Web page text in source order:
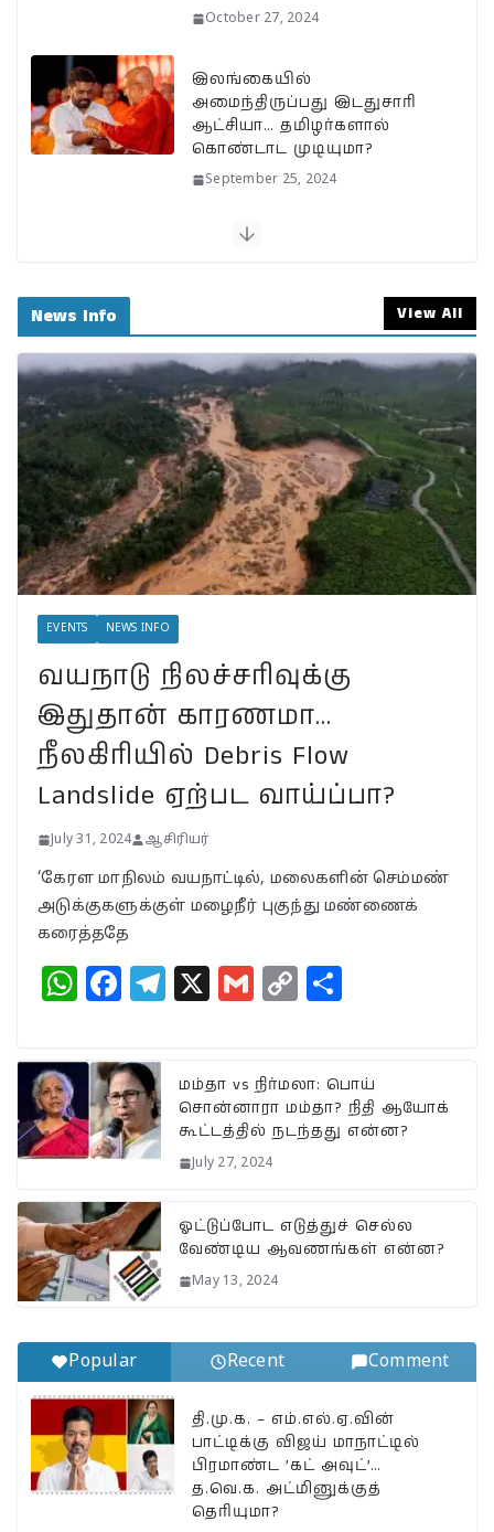
October 27, 2024
இலங்கையில்
அமைந்திருப்பது இடதுசாரி
ஆட்சியா… தமிழர்களால்
கொண்டாட முடியுமா?
September 25, 2024
பேரழிவின் வடுவாக வயநாடு:
வயநாடு நிலச்சரிவுக்கு
இதுதான் காரணமா…
நீலகிரியில் Debris Flow
Landslide ஏற்பட வாய்ப்பா?
July 31, 2024
BSNLக்கு மாறும் மக்கள்;
பா.ஜ.க. புத்துயிர் அளிக்குமா…
இறுதி உயிர்த் துடிப்பையும்
தென்னிந்தியாவின்
முகமாகிறாரா பிரியங்கா?
காங்கிரஸ் வியூகம் என்ன?
November 23, 2024
News Info View All
EVENTS NEWS INFO
வயநாடு நிலச்சரிவுக்கு
இதுதான் காரணமா…
நீலகிரியில் Debris Flow
Landslide ஏற்பட வாய்ப்பா?
July 31, 2024 ஆசிரியர்
‘கேரள மாநிலம் வயநாட்டில், மலைகளின் செம்மண்
அடுக்குகளுக்குள் மழைநீர் புகுந்து மண்ணைக்
கரைத்ததே
W
at
s
A
p
p
F
c
e
b
o
o
k
T
g
ra
m
X
G
l
C
y
Li
r
e
மம்தா vs நிர்மலா: பொய்
சொன்னாரா மம்தா? நிதி ஆயோக்
கூட்டத்தில் நடந்தது என்ன?
July 27, 2024
ஓட்டுப்போட எடுத்துச் செல்ல
வேண்டிய ஆவணங்கள் என்ன?
May 13, 2024
Popular Recent Comment
தி.மு.க. – எம்.எல்.ஏ.வின்
பாட்டிக்கு விஜய் மாநாட்டில்
பிரமாண்ட ’கட் அவுட்’…
த.வெ.க. அட்மினுக்குத்
தெரியுமா?